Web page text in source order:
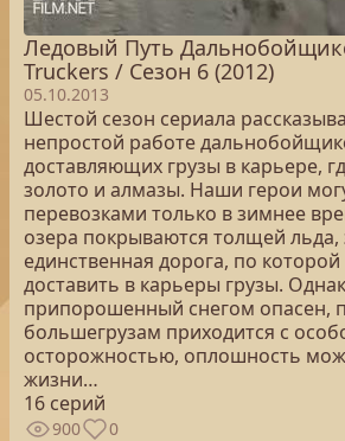
Ледовый Путь
Truckers / Сезон 6 (2012)
05.10.2013
Шестой сезон сериала
непростой работе
доставляющих грузы в карьере,
золото и алмазы. Наши герои
перевозками только в зимнее
озера покрываются толщей льда,
единственная дорога, по
доставить в карьеры грузы.
припорошенный снегом опасен,
большегрузам приходится с
осторожностью, оплошность
жизни…
16 серий
900 0